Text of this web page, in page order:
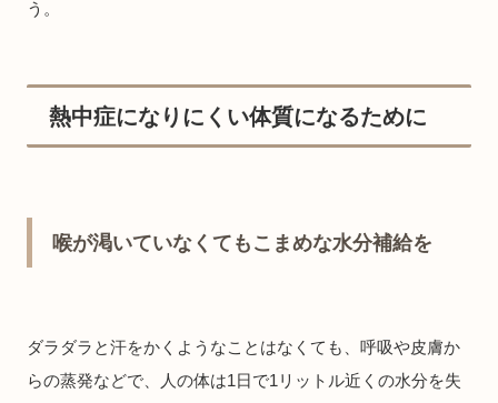
う。
熱中症になりにくい体質になるために
喉が渇いていなくてもこまめな水分補給を
ダラダラと汗をかくようなことはなくても、呼吸や皮膚か
らの蒸発などで、人の体は1日で1リットル近くの水分を失